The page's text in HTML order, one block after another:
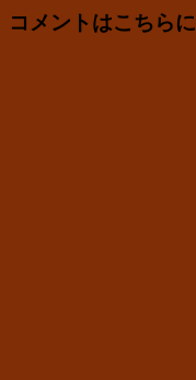
コメントはこちらに